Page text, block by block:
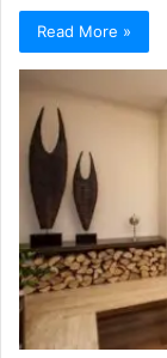
Read More »